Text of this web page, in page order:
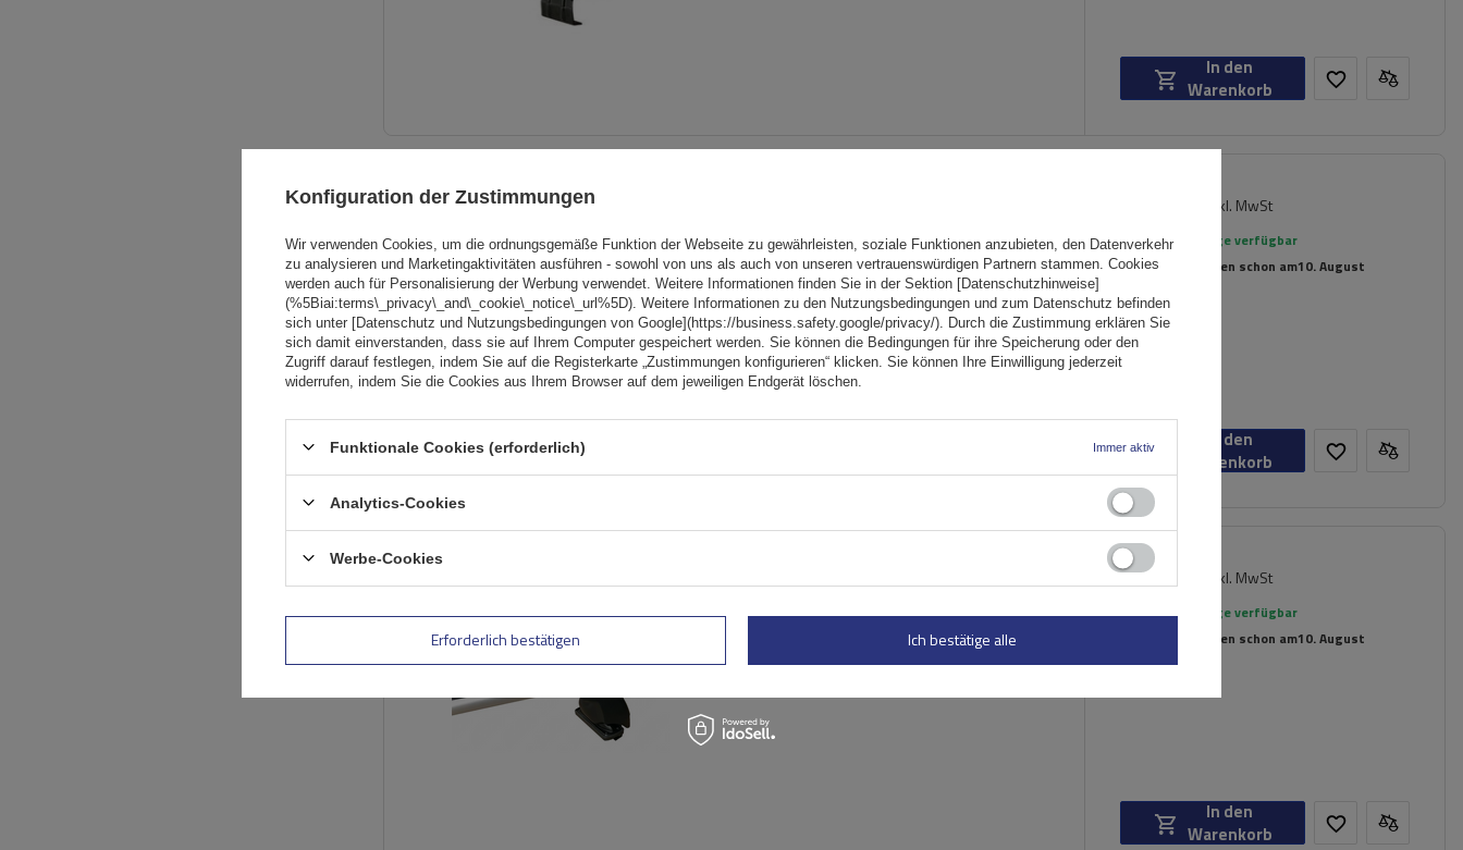
In den
Warenkorb
inkl. MwSt
Große Menge verfügbar
Wir versenden schon am10. August
In den
Warenkorb
209,69 € inkl. MwSt
Große Menge verfügbar
Wir versenden schon am10. August
In den
Warenkorb
Konfiguration der Zustimmungen
Wir verwenden Cookies, um die ordnungsgemäße Funktion der Webseite zu gewährleisten, soziale Funktionen anzubieten, den Datenverkehr
zu analysieren und Marketingaktivitäten ausführen - sowohl von uns als auch von unseren vertrauenswürdigen Partnern stammen. Cookies
werden auch für Personalisierung der Werbung verwendet. Weitere Informationen finden Sie in der Sektion [Datenschutzhinweise]
(%5Biai:terms\_privacy\_and\_cookie\_notice\_url%5D). Weitere Informationen zu den Nutzungsbedingungen und zum Datenschutz befinden
sich unter [Datenschutz und Nutzungsbedingungen von Google](https://business.safety.google/privacy/). Durch die Zustimmung erklären Sie
sich damit einverstanden, dass sie auf Ihrem Computer gespeichert werden. Sie können die Bedingungen für ihre Speicherung oder den
Zugriff darauf festlegen, indem Sie auf die Registerkarte „Zustimmungen konfigurieren“ klicken. Sie können Ihre Einwilligung jederzeit
widerrufen, indem Sie die Cookies aus Ihrem Browser auf dem jeweiligen Endgerät löschen.
Funktionale Cookies (erforderlich) Immer aktiv
Analytics-Cookies
Werbe-Cookies
Erforderlich bestätigen Ich bestätige alle